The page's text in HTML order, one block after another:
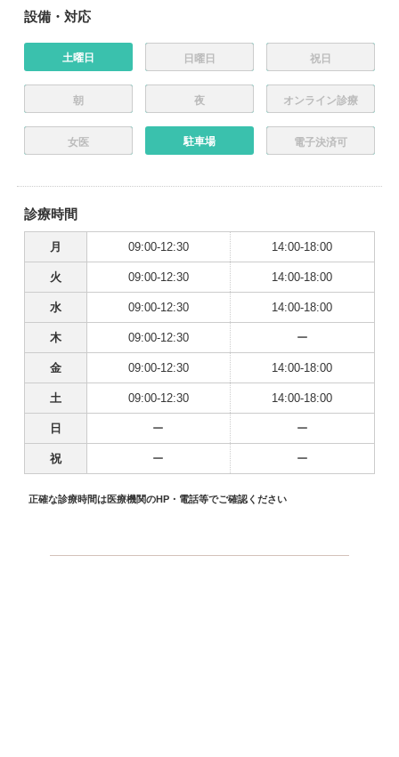
設備・対応
土曜日 日曜日 祝日
朝 夜 オンライン診療
女医 駐車場 電子決済可
診療時間
月 09:00-12:30 14:00-18:00
火 09:00-12:30 14:00-18:00
水 09:00-12:30 14:00-18:00
木 09:00-12:30 ー
金 09:00-12:30 14:00-18:00
土 09:00-12:30 14:00-18:00
日 ー ー
祝 ー ー
正確な診療時間は医療機関のHP・電話等でご確認ください